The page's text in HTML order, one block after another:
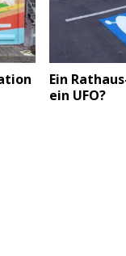
Ein
ein UFO?